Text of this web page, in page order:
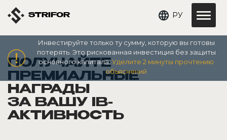
STRIFOR РУ
Инвестируйте только ту сумму, которую вы готовы
потерять. Это рискованная инвестиция без защиты
основного капитала.Уделите 2 минуты прочтению
объяснений
ПОЛУЧАЙТЕ
ПРЕМИАЛЬНЫЕ
НАГРАДЫ
ЗА ВАШУ IB-
АКТИВНОСТЬ